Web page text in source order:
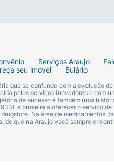
a proteção contra os
e está disponível
ficar uma camada
Serviços Araujo
seu imóvel Bulário
que se confunde com a evolução
pelos serviços inovadores e com
de sucesso é também uma
a primeira a oferecer o serviço
Na área de medicamentos,
de que na Araujo você sempre